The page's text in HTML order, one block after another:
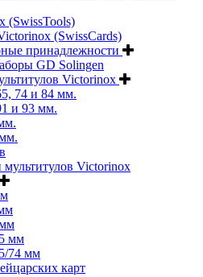
(SwissTools)
(SwissCards)
принадлежности
GD Solingen
Victorinox
74 и 84 мм.
и 93 мм.
Victorinox
мм
74 мм
карт